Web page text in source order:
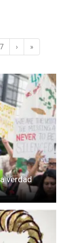
7 › »
verdad